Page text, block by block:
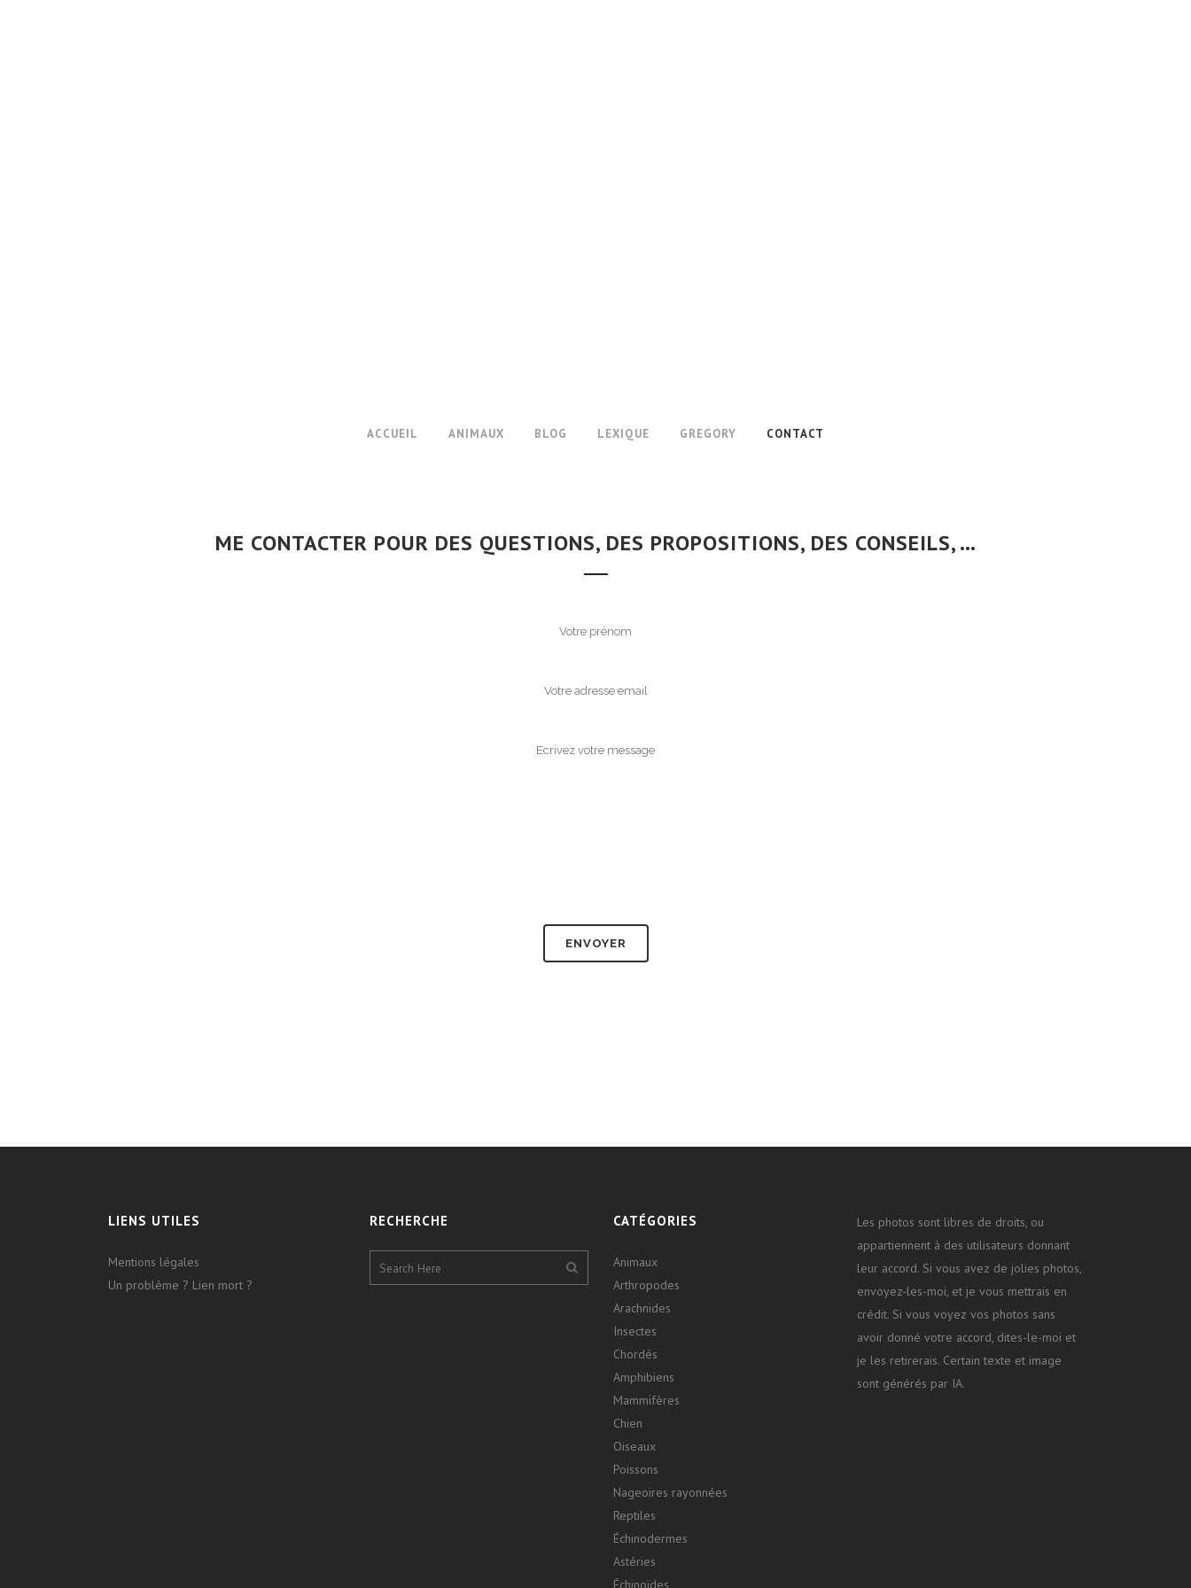
ACCUEIL ANIMAUX BLOG LEXIQUE GREGORY CONTACT
ME CONTACTER POUR DES QUESTIONS, DES PROPOSITIONS, DES CONSEILS, …
LIENS UTILES
Mentions légales
Un problème ? Lien mort ?
RECHERCHE CATÉGORIES
Animaux
Arthropodes
Arachnides
Insectes
Chordés
Amphibiens
Mammifères
Chien
Oiseaux
Poissons
Nageoires rayonnées
Reptiles
Échinodermes
Astéries
Échinoïdes
Les photos sont libres de droits, ou
appartiennent à des utilisateurs donnant
leur accord. Si vous avez de jolies photos,
envoyez-les-moi, et je vous mettrais en
crédit. Si vous voyez vos photos sans
avoir donné votre accord, dites-le-moi et
je les retirerais. Certain texte et image
sont générés par IA.